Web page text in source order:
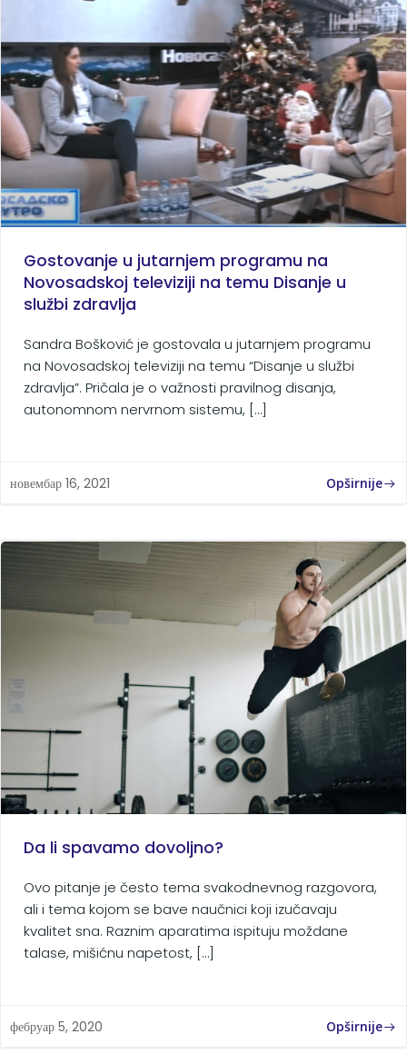
Gostovanje u jutarnjem programu na
Novosadskoj televiziji na temu Disanje u
službi zdravlja
Sandra Bošković je gostovala u jutarnjem programu
na Novosadskoj televiziji na temu “Disanje u službi
zdravlja”. Pričala je o važnosti pravilnog disanja,
autonomnom nervrnom sistemu, […]
новембар 16, 2021 Opširnije
Da li spavamo dovoljno?
Ovo pitanje je često tema svakodnevnog razgovora,
ali i tema kojom se bave naučnici koji izučavaju
kvalitet sna. Raznim aparatima ispituju moždane
talase, mišićnu napetost, […]
фебруар 5, 2020 Opširnije